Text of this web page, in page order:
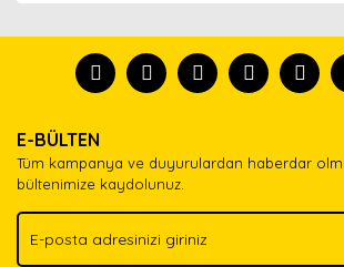
tanısın.
formunu kullanarak tarafımıza
Görüş ve önerileriniz için teşekkür ederiz.
Ürün açıklamasında eksik bilgiler bulunuyor.
Ürün bilgilerinde hatalar bulunuyor.
Ürün fiyatı diğer sitelerden daha pahalı.
Bu ürüne benzer farklı alternatifler olmalı.
E-BÜLTEN
Tüm kampanya ve duyurulardan haberdar
bültenimize kaydolunuz.